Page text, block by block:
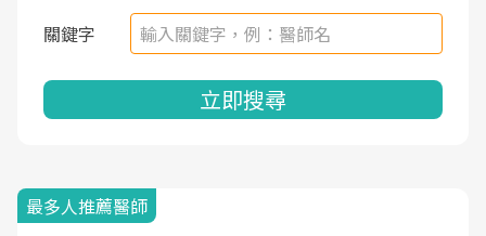
關鍵字
立即搜尋
最多人推薦醫師